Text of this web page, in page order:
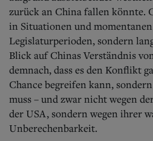
zurück an China fallen könnte.
in Situationen und
Legislaturperioden, sondern
Blick auf Chinas Verständnis
demnach, dass es den Konflikt
Chance begreifen kann,
muss – und zwar nicht wegen
der USA, sondern wegen ihrer
Unberechenbarkeit.